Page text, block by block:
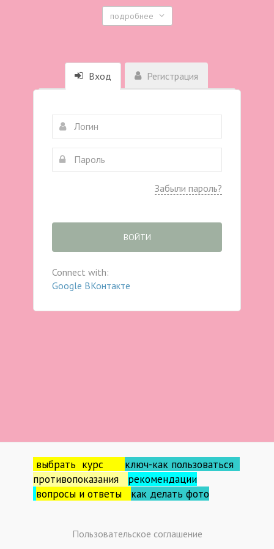
подробнее
Вход Регистрация
Забыли пароль?
ВОЙТИ
Connect with:
Google ВКонтакте
выбрать курс ключ-как пользоваться
противопоказания рекомендации
вопросы и ответы как делать фото
Пользовательское соглашение